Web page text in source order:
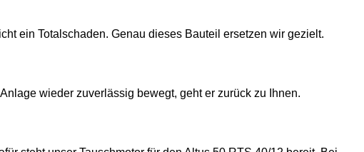
ein Totalschaden. Genau dieses Bauteil ersetzen wir gezielt.
wieder zuverlässig bewegt, geht er zurück zu Ihnen.